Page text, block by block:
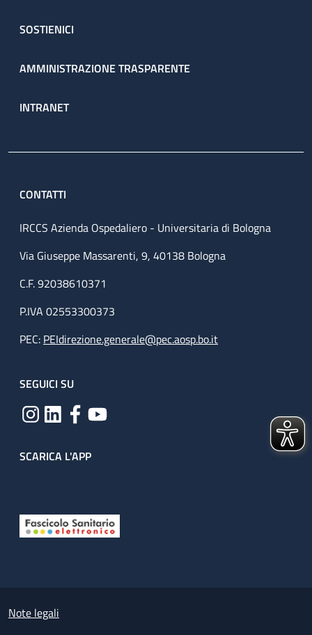
SOSTIENICI
AMMINISTRAZIONE TRASPARENTE
INTRANET
CONTATTI
IRCCS Azienda Ospedaliero - Universitaria di Bologna
Via Giuseppe Massarenti, 9, 40138 Bologna
C.F. 92038610371
P.IVA 02553300373
PEC: PEIdirezione.generale@pec.aosp.bo.it
SEGUICI SU
SCARICA L'APP
Small prints
Note legali